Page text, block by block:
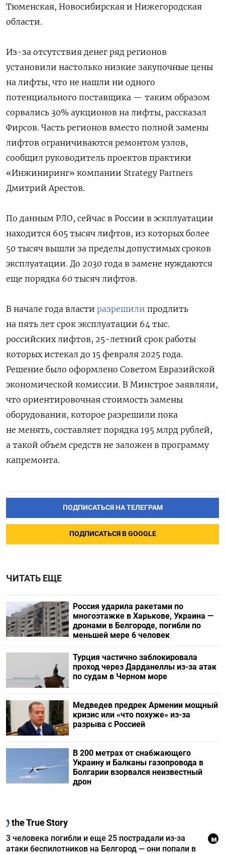
Тюменская, Новосибирская и Нижегородская
области.
Из-за отсутствия денег ряд регионов
установили настолько низкие закупочные цены
на лифты, что не нашли ни одного
потенциального поставщика — таким образом
сорвались 30% аукционов на лифты, рассказал
Фирсов. Часть регионов вместо полной замены
лифтов ограничиваются ремонтом узлов,
сообщил руководитель проектов практики
«Инжиниринг» компании Strategy Partners
Дмитрий Арестов.
По данным РЛО, сейчас в России в эскплуатации
находится 605 тысяч лифтов, из которых более
50 тысяч вышли за пределы допустимых сроков
эксплуатации. До 2030 года в замене нуждаются
еще порядка 60 тысяч лифтов.
В начале года власти разрешили продлить
на пять лет срок эксплуатации 64 тыс.
российских лифтов, 25-летний срок работы
которых истекал до 15 февраля 2025 года.
Решение было оформлено Советом Евразийской
экономической комиссии. В Минстрое заявляли,
что ориентировочная стоимость замены
оборудования, которое разрешили пока
не менять, составляет порядка 195 млрд рублей,
а такой объем средств не заложен в программу
капремонта.
ПОДПИСАТЬСЯ НА ТЕЛЕГРАМ
ПОДПИСАТЬСЯ В GOOGLE
ЧИТАТЬ ЕЩЕ
Россия ударила ракетами по
многоэтажке в Харькове, Украина —
дронами в Белгороде, погибли по
меньшей мере 6 человек
Турция частично заблокировала
проход через Дарданеллы из-за атак
по судам в Черном море
Медведев предрек Армении мощный
кризис или «что похуже» из-за
разрыва с Россией
В 200 метрах от снабжающего
Украину и Балканы газопровода в
Болгарии взорвался неизвестный
дрон